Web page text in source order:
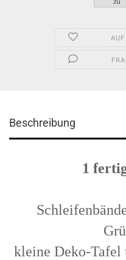
Beschreibung
1
kleine Deko-Tafel